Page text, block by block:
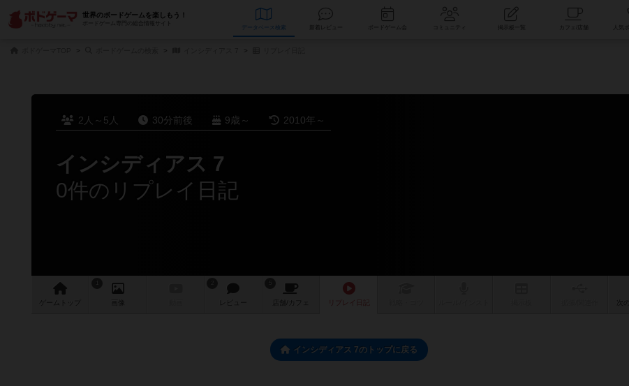
世界のボードゲームを楽しもう！
ボードゲーム専門の総合情報サイト
データベース コミュニティ
2人～5人 30分前後 9歳～ 2010年～
インシディアス 7
0件のリプレイ日記
ゲーム 画像 レビュー 店舗/ カフェ 次
インシディアス 7のトップに戻る